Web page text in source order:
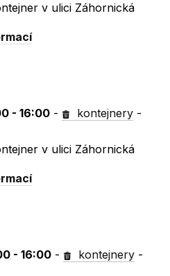
v ulici Záhornická
- 16:00 - kontejnery -
v ulici Záhornická
- 16:00 - kontejnery -